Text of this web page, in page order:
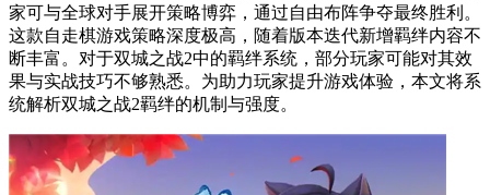
家可与全球对手展开策略博弈，通过自由布阵争夺最终胜利。
这款自走棋游戏策略深度极高，随着版本迭代新增羁绊内容不
断丰富。对于双城之战2中的羁绊系统，部分玩家可能对其效
果与实战技巧不够熟悉。为助力玩家提升游戏体验，本文将系
统解析双城之战2羁绊的机制与强度。